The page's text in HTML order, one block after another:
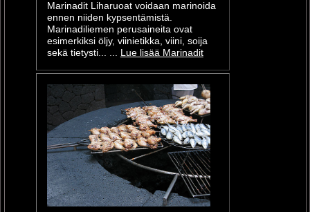
Marinadit Liharuoat voidaan marinoida
ennen niiden kypsentämistä.
Marinadiliemen perusaineita ovat
esimerkiksi öljy, viinietikka, viini, soija
sekä tietysti... ... Lue lisää Marinadit